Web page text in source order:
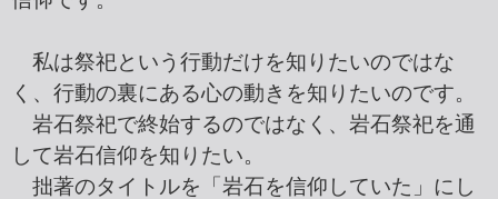
私は祭祀という行動だけを知りたいのではな
く、行動の裏にある心の動きを知りたいのです。
岩石祭祀で終始するのではなく、岩石祭祀を通
して岩石信仰を知りたい。
拙著のタイトルを「岩石を信仰していた」にし